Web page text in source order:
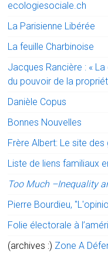
ecologiesociale.ch
La Parisienne Libérée
La feuille Charbinoise
Jacques Rancière : «
du pouvoir de la
Danièle Copus
Bonnes Nouvelles
Frère Albert: Le site
Liste de liens familiaux
Too Much –Inequality
Pierre Bourdieu,
Folie électorale à
(archives :) Zone A